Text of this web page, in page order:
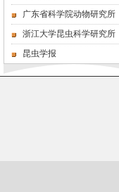
广东省科学院动物研究所
浙江大学昆虫科学研究所
昆虫学报